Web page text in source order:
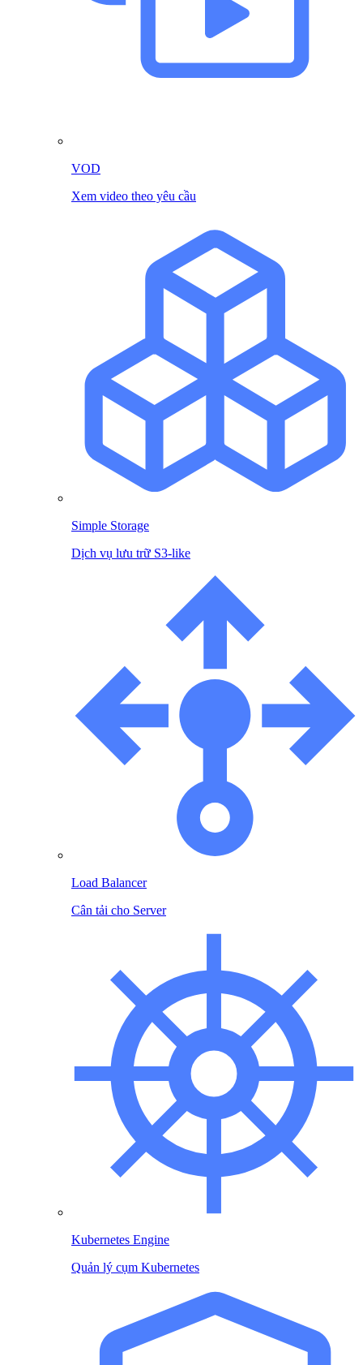
VOD
Xem video theo yêu cầu
Simple Storage
Dịch vụ lưu trữ S3-like
Load Balancer
Cân tải cho Server
Kubernetes Engine
Quản lý cụm Kubernetes